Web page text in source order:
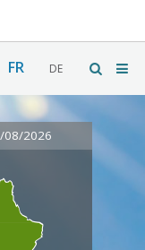
FR DE
08/2026